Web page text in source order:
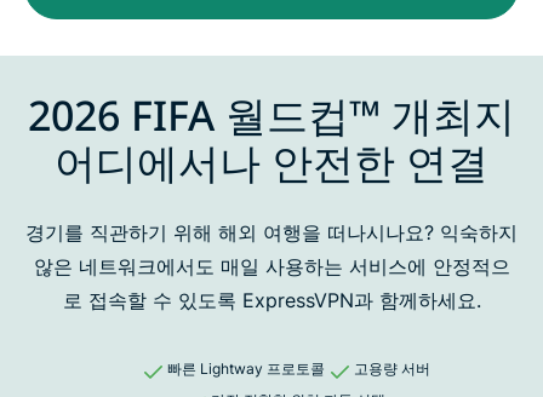
2026 FIFA 월드컵™ 개최지
어디에서나 안전한 연결
경기를 직관하기 위해 해외 여행을 떠나시나요? 익숙하지
않은 네트워크에서도 매일 사용하는 서비스에 안정적으
로 접속할 수 있도록 ExpressVPN과 함께하세요.
빠른 Lightway 프로토콜
고용량 서버